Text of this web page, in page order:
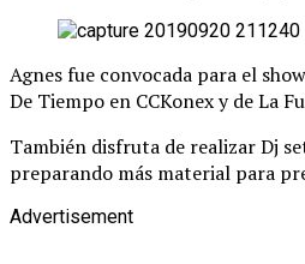
Agnes fue convocada para el
De Tiempo en CCKonex y de La
También disfruta de realizar Dj
preparando más material para
Advertisement